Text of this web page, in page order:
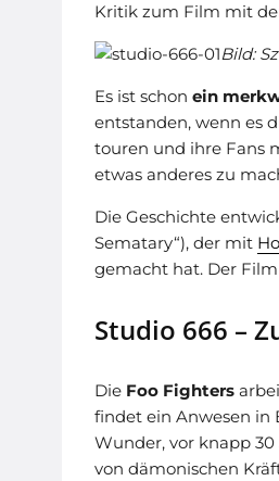
Kritik zum Film mit
Bild:
Es ist schon ein
entstanden, wenn es
touren und ihre Fans
etwas anderes zu
Die Geschichte
Sematary“), der mit
gemacht hat. Der
Studio 666 –
Die Foo Fighters
findet ein Anwesen in
Wunder, vor knapp
von dämonischen